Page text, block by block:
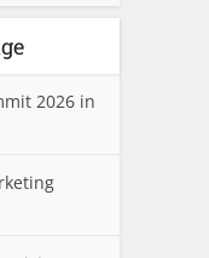
2026 in